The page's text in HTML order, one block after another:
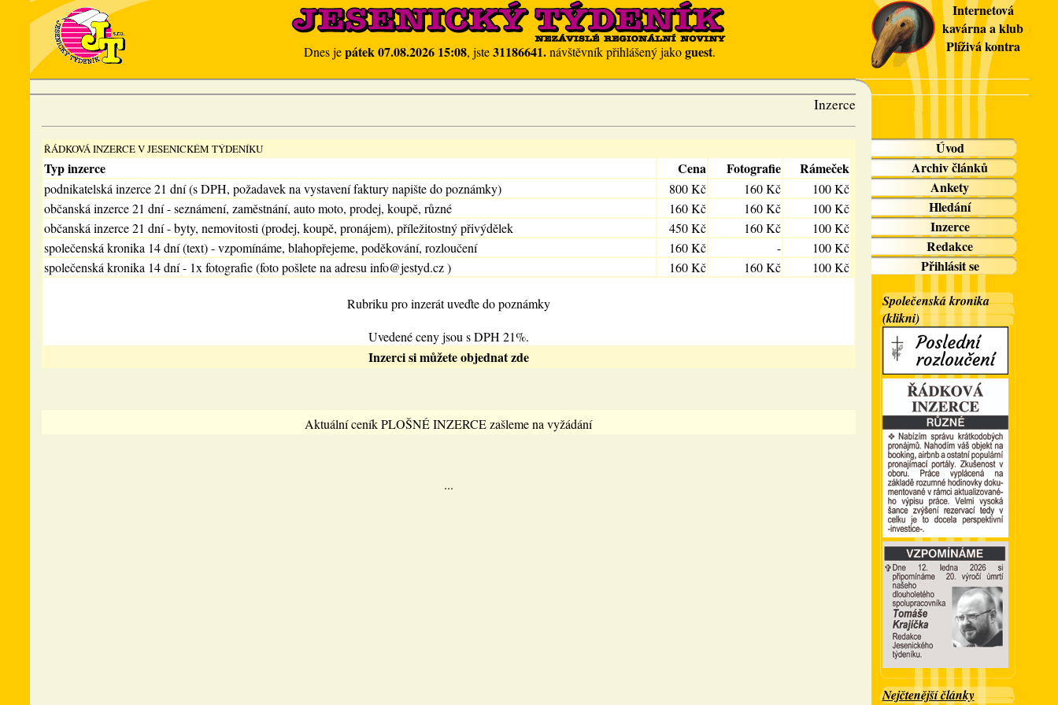
Dnes jepátek 07.08.2026 15:08, jste31186641.návštěvník přihlášený jakoguest.
Internetová
kavárna a klub
Plíživá kontra
Inzerce
ŘÁDKOVÁ INZERCE V JESENICKÉM TÝDENÍKU
Typ inzerce Cena Fotografie Rámeček
podnikatelská inzerce 21 dní (s DPH, požadavek na vystavení faktury napište do poznámky) 800 Kč 160 Kč
100 Kč
občanská inzerce 21 dní - seznámení, zaměstnání, auto moto, prodej, koupě, různé
160 Kč 160 Kč
100 Kč
občanská inzerce 21 dní - byty, nemovitosti (prodej, koupě, pronájem), příležitostný přivýdělek
450 Kč 160 Kč
100 Kč
společenská kronika 14 dní (text) - vzpomínáme, blahopřejeme, poděkování, rozloučení
160 Kč -
100 Kč
společenská kronika 14 dní - 1x fotografie (foto pošlete na adresu info@jestyd.cz )
160 Kč 160 Kč 100 Kč
Rubriku pro inzerát uveďte do poznámky
Uvedené ceny jsou s DPH 21%.
Inzerci si můžete objednat zde
Aktuální ceník PLOŠNÉ INZERCE zašleme na vyžádání
...
Úvod
Archiv článků
Ankety
Hledání
Inzerce
Redakce
Přihlásit se
Společenská kronika
(klikni)
Nejčtenější články